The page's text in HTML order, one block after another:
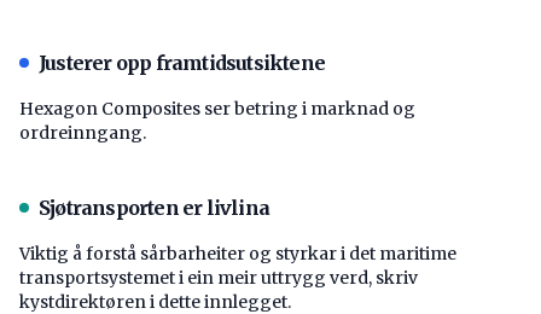
Justerer opp framtidsutsiktene
Hexagon Composites ser betring i marknad og
ordreinngang.
Sjøtransporten er livlina
Viktig å forstå ­sårbarheiter og styrkar i det maritime
transport­systemet i ein meir uttrygg verd, skriv
kystdirektøren i dette innlegget.